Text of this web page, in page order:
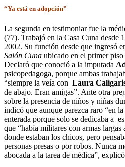
“Ya está en adopción”
La segunda en testimoniar fue la
(77). Trabajó en la Casa Cuna desde
2002. Su función desde que ingresó
Salón Cuna ubicado en el primer
Declaró que conoció a la imputada
psicopedagoga, porque ambas
“siempre la veía con Laura
de abajo. Eran amigas”. Ante otra
sobre la presencia de niños y niñas
indicó que aunque parezca raro “en
enterada porque solo se dedicaba a
que “había militares con armas
donde estaban los chicos, pero
personas presas o por robos. Nunca
abocada a la tarea de médica”,